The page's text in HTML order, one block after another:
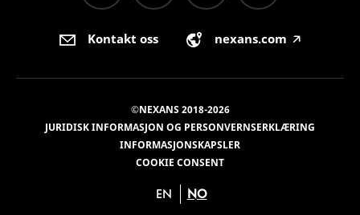
Kontakt oss nexans.com 🡥
©NEXANS 2018-2026
JURIDISK INFORMASJON OG PERSONVERNSERKLÆRING
INFORMASJONSKAPSLER
COOKIE CONSENT
EN NO